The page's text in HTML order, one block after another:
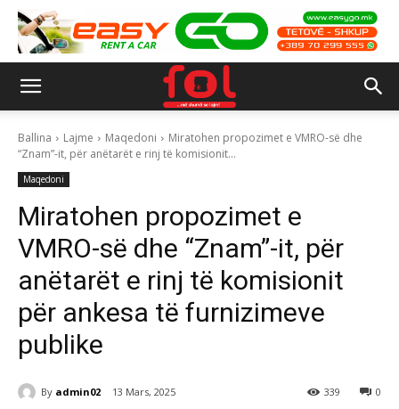
Ballina Lajme Maqedoni
Miratohen propozimet e VMRO-së dhe
“Znam”-it, për anëtarët e rinj të komisionit...
Maqedoni
Miratohen propozimet e
VMRO-së dhe “Znam”-it, për
anëtarët e rinj të komisionit
për ankesa të furnizimeve
publike
By admin02 13 Mars, 2025 0
339